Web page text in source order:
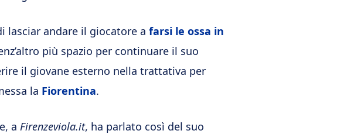
lasciar andare il giocatore a farsi le ossa in
più spazio per continuare il suo
il giovane esterno nella trattativa per
la Fiorentina.
a Firenzeviola.it, ha parlato così del suo